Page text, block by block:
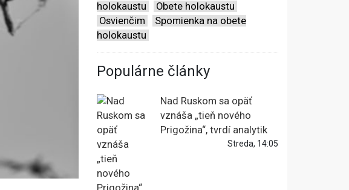
holokaustu
Obete holokaustu
Osvienčim
Spomienka na obete
holokaustu
Populárne články
Nad Ruskom sa opäť
vznáša „tieň nového
Prigožina“, tvrdí analytik
Streda, 14:05